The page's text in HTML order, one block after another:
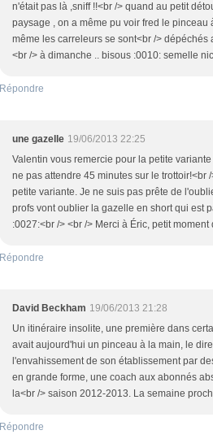
n'était pas là ,sniff !!<br /> quand au petit
paysage , on a même pu voir fred le
même les carreleurs se sont<br />
<br /> à dimanche .. bisous :0010: semelle
Répondre
une gazelle 19/06/2013 22:25
Valentin vous remercie pour la petite
ne pas attendre 45 minutes sur le trottoir!<br
petite variante. Je ne suis pas prête de
profs vont oublier la gazelle en short qui est
:0027:<br /> <br /> Merci à Éric, petit
Répondre
David Beckham 19/06/2013 21:28
Un itinéraire insolite, une première dans
avait aujourd'hui un pinceau à la main, le
l'envahissement de son établissement par
en grande forme, une coach aux abonnés
la<br /> saison 2012-2013. La semaine
Répondre